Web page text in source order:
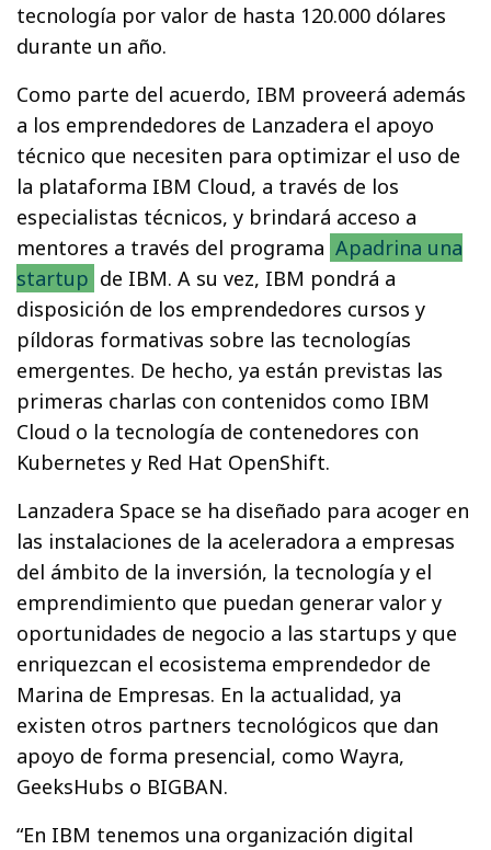
tecnología por valor de hasta 120.000 dólares
durante un año.
Como parte del acuerdo, IBM proveerá además
a los emprendedores de Lanzadera el apoyo
técnico que necesiten para optimizar el uso de
la plataforma IBM Cloud, a través de los
especialistas técnicos, y brindará acceso a
mentores a través del programa Apadrina una
startup de IBM. A su vez, IBM pondrá a
disposición de los emprendedores cursos y
píldoras formativas sobre las tecnologías
emergentes. De hecho, ya están previstas las
primeras charlas con contenidos como IBM
Cloud o la tecnología de contenedores con
Kubernetes y Red Hat OpenShift.
Lanzadera Space se ha diseñado para acoger en
las instalaciones de la aceleradora a empresas
del ámbito de la inversión, la tecnología y el
emprendimiento que puedan generar valor y
oportunidades de negocio a las startups y que
enriquezcan el ecosistema emprendedor de
Marina de Empresas. En la actualidad, ya
existen otros partners tecnológicos que dan
apoyo de forma presencial, como Wayra,
GeeksHubs o BIGBAN.
“En IBM tenemos una organización digital